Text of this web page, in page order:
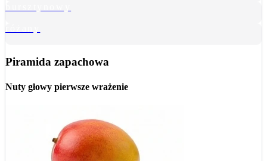
Piramida zapachowa
Nuty głowy pierwsze wrażenie